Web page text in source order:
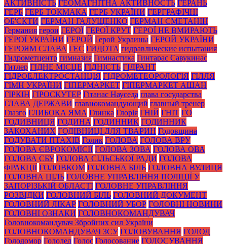
АКТИВНІСТЬ ГЕОМАГНІТНА АКТИВНОСТЬ ГЕРАНЬ
ГЕРБ ГЕРБ ТОКМАКА ГЕРБ УКРАЇНИ ГЕРГРАФІЧНІ
ОБ'ЄКТИ ГЕРМАН ГАЛУЩЕНКО ГЕРМАН СМЕТАНІН
Германия герои ГЕРОЇ ГЕРОЇ КРУТ ГЕРОЇ НЕ ВМИРАЮТЬ
ГЕРОЇ УКРАЇНИ ГЕРОЙ Герой Украины ГЕРОЙ УКРАЇНИ
ГЕРОЯМ СЛАВА ГЕС ГИДОТА гидравлические испытания
Гидрометцентр гимназия Гимнастика Гинтарас Савукинас
Гитлер ГІДНЕ МІСЦЕ ГІДНІСТЬ ГІДРАНТ
ГІДРОЕЛЕКТРОСТАНЦІЯ ГІДРОМЕТЕОРОЛОГІЯ ГІЛЛЯ
ГІМН УКРАЇНИ ГІПЕРМАРКЕТ ГІПЕРМАРКЕТ АШАН
ГІРКІН ГІРОСКУТЕР Гітанас Науседа глава государства
ГЛАВА ДЕРЖАВИ главнокомандующий главный тренер
Глазго ГЛИБОКА ЯМА Глинка Глорія ГНІЙ ГНІТ ГО
ГОДИВНИЦЯ ГОДИНА ГОДИННИК ГОДИННИК
ЗАКОХАНИХ ГОДІВНИЦІ ДЛЯ ТВАРИН Годовщина
ГОДУВАТИ ПТАХІВ Голик ГОЛОВА ГОЛОВА ВРУ
ГОЛОВА ЄВРОКОМІСІЇ ГОЛОВА ЗОВА ГОЛОВА ОВА
ГОЛОВА СБУ ГОЛОВА СІЛЬСЬКОЇ РАДИ ГОЛОВА
ФРАКЦІЇ ГОЛОВКОМ ГОЛОВНА БІЛЬ ГОЛОВНА ВУЛИЦЯ
ГОЛОВНА ЦІЛЬ ГОЛОВНЕ УПРАВЛІННЯ ПОЛІЦІЇ У
ЗАПОРІЗЬКІЙ ОБЛАСТІ ГОЛОВНЕ УПРАВЛІННЯ
РОЗВІДКИ ГОЛОВНИЙ БІЛЬ ГОЛОВНИЙ ДОКУМЕНТ
ГОЛОВНИЙ ЛІКАР ГОЛОВНИЙ УБОР ГОЛОВНІ НОВИНИ
ГОЛОВНІ ОЗНАКИ ГОЛОВНОКОМАНДУВАЧ
Головнокомандувач Збройних сил України
ГОЛОВНОКОМАНДУВАЧ ЗСУ ГОЛОВУВАННЯ ГОЛОД
Голодомор Гололед Голос Голосование ГОЛОСУВАННЯ